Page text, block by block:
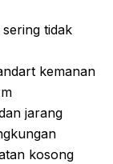
tidak
kemanan
jarang
kosong